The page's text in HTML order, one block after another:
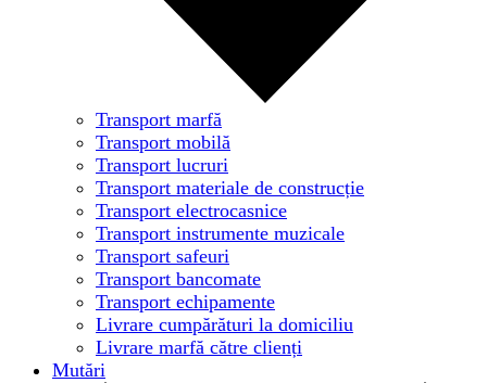
Transport marfă
Transport mobilă
Transport lucruri
Transport materiale de construcție
Transport electrocasnice
Transport instrumente muzicale
Transport safeuri
Transport bancomate
Transport echipamente
Livrare cumpărături la domiciliu
Livrare marfă către clienți
Mutări